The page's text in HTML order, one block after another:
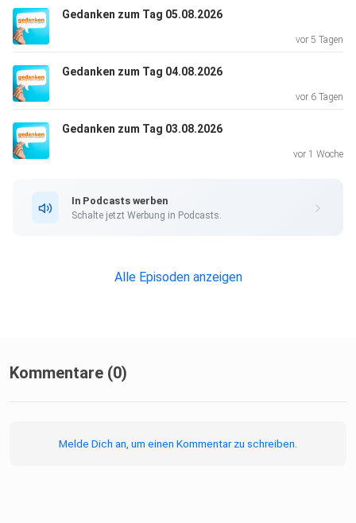
Gedanken zum Tag 05.08.2026
vor 5 Tagen
Gedanken zum Tag 04.08.2026
vor 6 Tagen
Gedanken zum Tag 03.08.2026
vor 1 Woche
In Podcasts werben
Schalte jetzt Werbung in Podcasts.
Alle Episoden anzeigen
Kommentare (0)
Melde Dich an, um einen Kommentar zu schreiben.